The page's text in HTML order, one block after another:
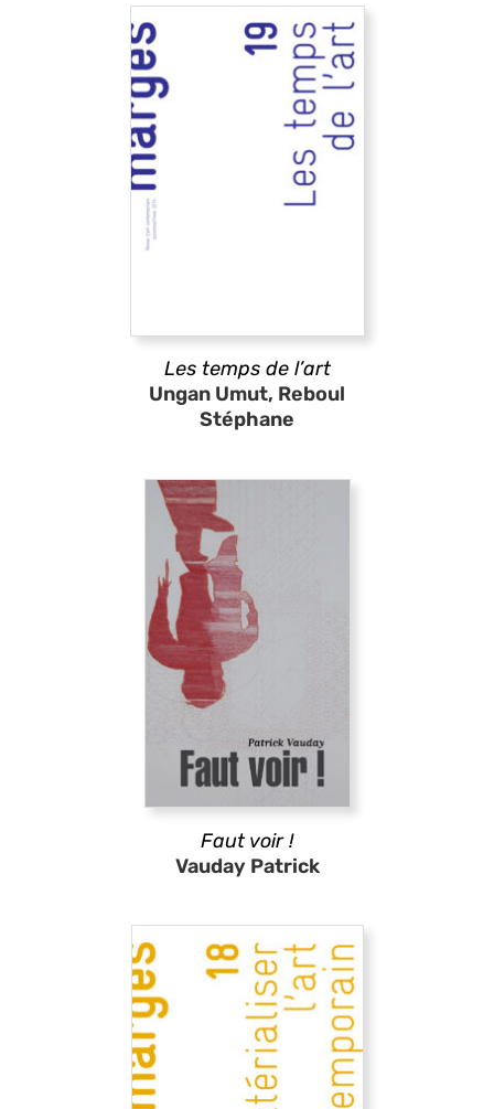
Les temps de l’art
Ungan Umut, Reboul
Stéphane
Faut voir !
Vauday Patrick